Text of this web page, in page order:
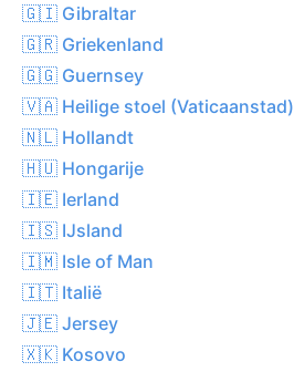
🇬🇮 Gibraltar
🇬🇷 Griekenland
🇬🇬 Guernsey
🇻🇦 Heilige stoel (Vaticaanstad)
🇳🇱 Hollandt
🇭🇺 Hongarije
🇮🇪 Ierland
🇮🇸 IJsland
🇮🇲 Isle of Man
🇮🇹 Italië
🇯🇪 Jersey
🇽🇰 Kosovo